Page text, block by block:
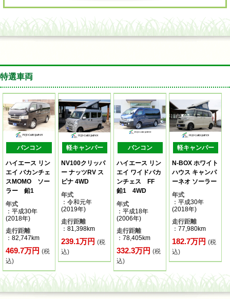
特選車両
バンコン
ハイエース リン
エイ バカンチェ
スMOMO ソー
ラー 鉛1
年式
：平成30年
(2018年)
走行距離
：82,747km
469.7万円 (税
込)
軽キャンパー
NV100クリッパ
ー ナッツRV ス
ピナ 4WD
年式
：令和元年
(2019年)
走行距離
：81,398km
239.1万円(税
込)
バンコン
ハイエース リン
エイ ワイドバカ
ンチェス FF
鉛1 4WD
年式
：平成18年
(2006年)
走行距離
：78,405km
332.3万円(税
込)
軽キャンパー
N-BOX ホワイト
ハウス キャンパ
ーネオ ソーラー
年式
：平成30年
(2018年)
走行距離
：77,980km
182.7万円(税
込)